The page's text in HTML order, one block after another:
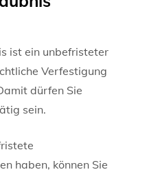
ist ein unbefristeter
Verfestigung
dürfen Sie
sein.
haben, können Sie